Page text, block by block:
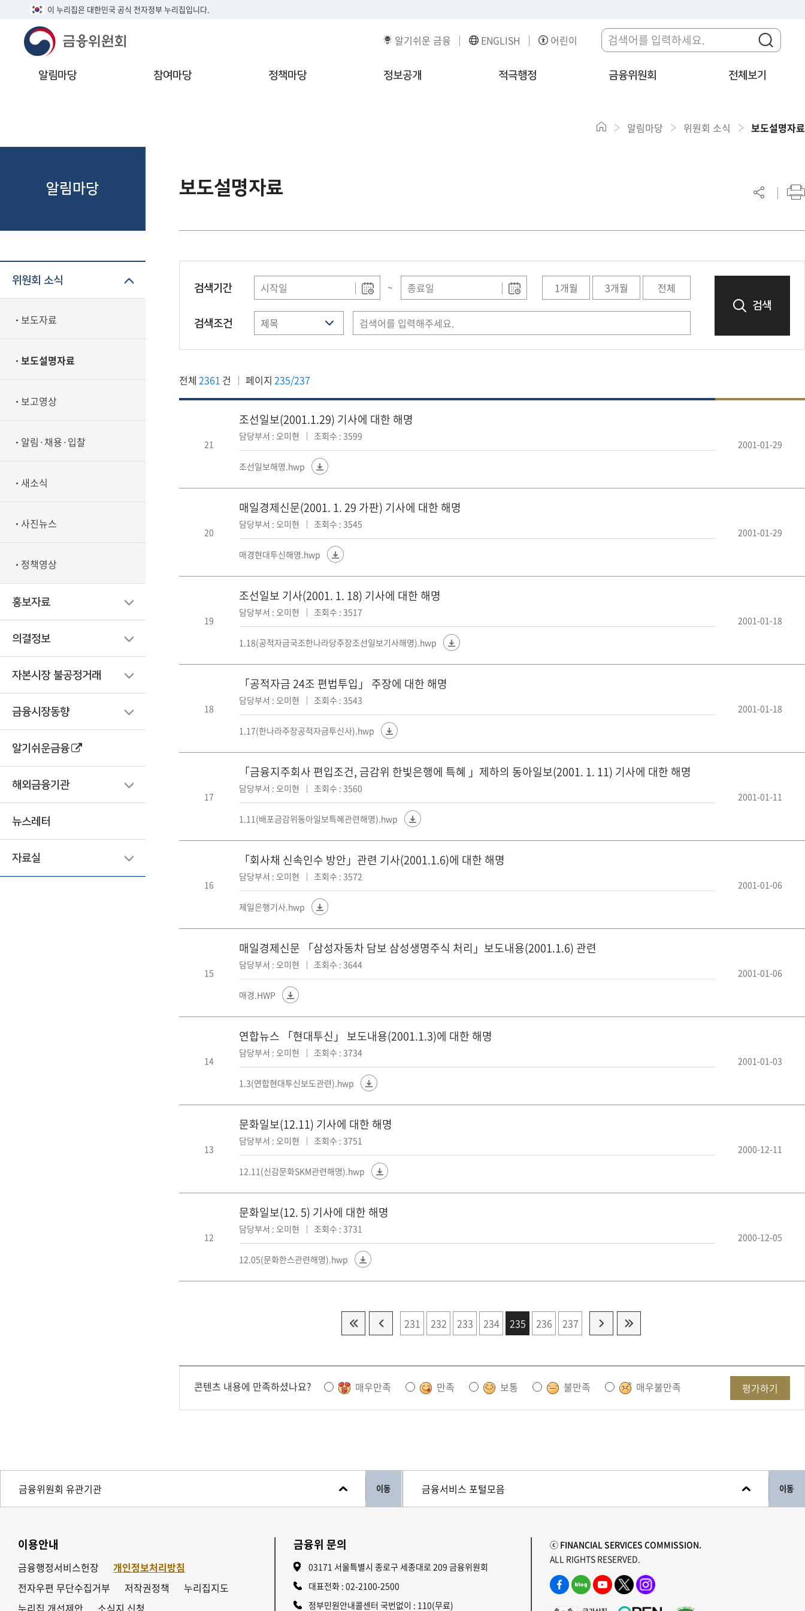
이 누리집은 대한민국 공식 전자정부 누리집입니다.
알기쉬운 금융 ENGLISH 어린이
알림마당 참여마당 정책마당 정보공개 적극행정 금융위원회 전체보기
알림마당
위원회 소식
보도자료
보도설명자료
보고영상
알림·채용·입찰
새소식
사진뉴스
정책영상
홍보자료
의결정보
자본시장 불공정거래
금융시장동향
알기쉬운금융
해외금융기관
뉴스레터
자료실
알림마당 위원회 소식 보도설명자료
보도설명자료
검색기간 ~ 1개월 3개월 전체
검색조건
검색
전체 2361 건 페이지 235/237
21
조선일보(2001.1.29) 기사에 대한 해명
담당부서 : 오미현 조회수 : 3599
조선일보해명.hwp
2001-01-29
20
매일경제신문(2001. 1. 29 가판) 기사에 대한 해명
담당부서 : 오미현 조회수 : 3545
매경현대투신해명.hwp
2001-01-29
19
조선일보 기사(2001. 1. 18) 기사에 대한 해명
담당부서 : 오미현 조회수 : 3517
1.18(공적자금국조한나라당주장조선일보기사해명).hwp
2001-01-18
18
「공적자금 24조 편법투입」 주장에 대한 해명
담당부서 : 오미현 조회수 : 3543
1.17(한나라주장공적자금투신사).hwp
2001-01-18
17
「금융지주회사 편입조건, 금감위 한빛은행에 특혜 」제하의 동아일보(2001. 1. 11) 기사에 대한 해명
담당부서 : 오미현 조회수 : 3560
1.11(배포금감위동아일보특혜관련해명).hwp
2001-01-11
16
「회사채 신속인수 방안」관련 기사(2001.1.6)에 대한 해명
담당부서 : 오미현 조회수 : 3572
제일은행기사.hwp
2001-01-06
15
매일경제신문 「삼성자동차 담보 삼성생명주식 처리」보도내용(2001.1.6) 관련
담당부서 : 오미현 조회수 : 3644
매경.HWP
2001-01-06
14
연합뉴스 「현대투신」 보도내용(2001.1.3)에 대한 해명
담당부서 : 오미현 조회수 : 3734
1.3(연합현대투신보도관련).hwp
2001-01-03
13
문화일보(12.11) 기사에 대한 해명
담당부서 : 오미현 조회수 : 3751
12.11(신감문화SKM관련해명).hwp
2000-12-11
12
문화일보(12. 5) 기사에 대한 해명
담당부서 : 오미현 조회수 : 3731
12.05(문화한스관련해명).hwp
2000-12-05
231 232 233 234 235 236 237
콘텐츠 내용에 만족하셨나요? 매우만족 만족 보통 불만족 매우불만족 평가하기
이동 이동
이용안내
금융행정서비스헌장
개인정보처리방침
전자우편 무단수집거부
저작권정책
누리집지도
누리집 개선제안
소식지 신청
금융위 문의
03171 서울특별시 종로구 세종대로 209 금융위원회
대표전화 : 02-2100-2500
정부민원안내콜센터 국번없이 : 110(무료)
ⓒ FINANCIAL SERVICES COMMISSION.
ALL RIGHTS RESERVED.